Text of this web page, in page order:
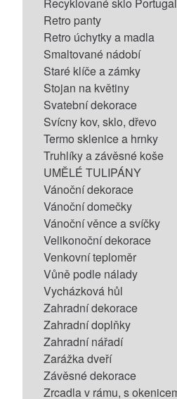
Retro panty
Retro úchytky a madla
Smaltované nádobí
Staré klíče a zámky
Stojan na květiny
Svatební dekorace
Svícny kov, sklo, dřevo
Termo sklenice a hrnky
Truhlíky a závěsné koše
UMĚLÉ TULIPÁNY
Vánoční dekorace
Vánoční domečky
Vánoční věnce a svíčky
Velikonoční dekorace
Venkovní teploměr
Vůně podle nálady
Vycházková hůl
Zahradní dekorace
Zahradní doplňky
Zahradní nářadí
Zarážka dveří
Závěsné dekorace
Zrcadla v rámu, s